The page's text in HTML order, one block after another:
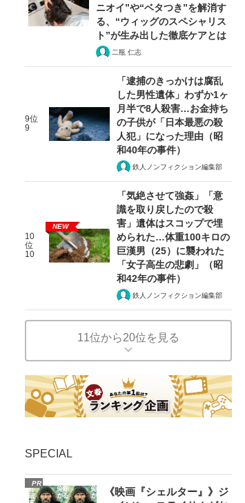
ニオイ”や“ベタつき”を解消す
る、“ウィッグのスペシャリス
ト”が生み出した徹底ケアとは
二瓶 仁志
9位
9
「逮捕のきっかけは腐乱
した男性遺体」わずか1ヶ
月半で8人殺害…お金持ち
の子供が「日本最悪の殺
人犯」になった理由（昭
和40年の事件）
鉄人ノンフィクション編集部
10
位
10
NEW
「気絶させて強姦」「意
識を取り戻したので殺
害」遺体はスコップで埋
められた…体重100キロの
巨漢男（25）に襲われた
「女子高生の悲劇」（昭
和42年の事件）
鉄人ノンフィクション編集部
11位から20位を見る
SPECIAL
PR
《映画『シェルター』》ジ